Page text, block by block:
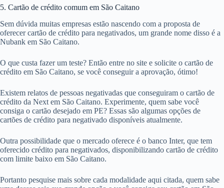
5. Cartão de crédito comum em São Caitano
Sem dúvida muitas empresas estão nascendo com a proposta de
oferecer cartão de crédito para negativados, um grande nome disso é a
Nubank em São Caitano.
O que custa fazer um teste? Então entre no site e solicite o cartão de
crédito em São Caitano, se você conseguir a aprovação, ótimo!
Existem relatos de pessoas negativadas que conseguiram o cartão de
crédito da Next em São Caitano. Experimente, quem sabe você
consiga o cartão desejado em PE? Essas são algumas opções de
cartões de crédito para negativado disponíveis atualmente.
Outra possibilidade que o mercado oferece é o banco Inter, que tem
oferecido crédito para negativados, disponibilizando cartão de crédito
com limite baixo em São Caitano.
Portanto pesquise mais sobre cada modalidade aqui citada, quem sabe